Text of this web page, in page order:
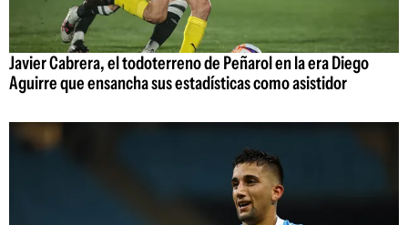
Javier Cabrera, el todoterreno de Peñarol en la era Diego
Aguirre que ensancha sus estadísticas como asistidor